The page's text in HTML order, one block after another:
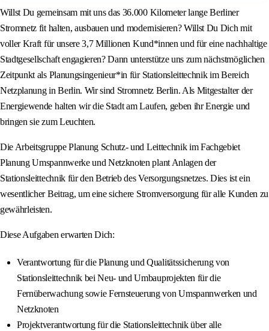
Willst Du gemeinsam mit uns das 36.000 Kilometer lange Berliner
Stromnetz fit halten, ausbauen und modernisieren? Willst Du Dich mit
voller Kraft für unsere 3,7 Millionen Kund*innen und für eine nachhaltige
Stadtgesellschaft engagieren? Dann unterstütze uns zum nächstmöglichen
Zeitpunkt als Planungsingenieur*in für Stationsleittechnik im Bereich
Netzplanung in Berlin. Wir sind Stromnetz Berlin. Als Mitgestalter der
Energiewende halten wir die Stadt am Laufen, geben ihr Energie und
bringen sie zum Leuchten.
Die Arbeitsgruppe Planung Schutz- und Leittechnik im Fachgebiet
Planung Umspannwerke und Netzknoten plant Anlagen der
Stationsleittechnik für den Betrieb des Versorgungsnetzes. Dies ist ein
wesentlicher Beitrag, um eine sichere Stromversorgung für alle Kunden zu
gewährleisten.
Diese Aufgaben erwarten Dich:
Verantwortung für die Planung und Qualitätssicherung von
Stationsleittechnik bei Neu- und Umbauprojekten für die
Fernüberwachung sowie Fernsteuerung von Umspannwerken und
Netzknoten
Projektverantwortung für die Stationsleittechnik über alle